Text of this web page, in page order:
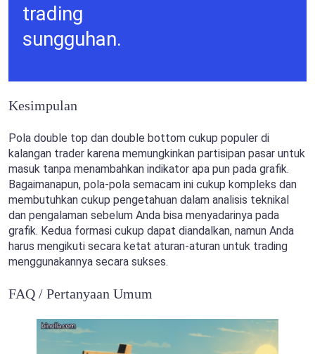
trading
sungguhan.
Kesimpulan
Pola double top dan double bottom cukup populer di
kalangan trader karena memungkinkan partisipan pasar untuk
masuk tanpa menambahkan indikator apa pun pada grafik.
Bagaimanapun, pola-pola semacam ini cukup kompleks dan
membutuhkan cukup pengetahuan dalam analisis teknikal
dan pengalaman sebelum Anda bisa menyadarinya pada
grafik. Kedua formasi cukup dapat diandalkan, namun Anda
harus mengikuti secara ketat aturan-aturan untuk trading
menggunakannya secara sukses.
FAQ / Pertanyaan Umum